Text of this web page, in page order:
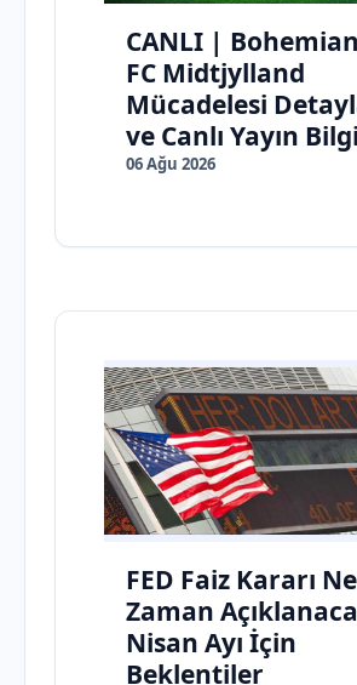
CANLI |
FC Midtjylland
Mücadelesi
ve Canlı Yayın
06 Ağu 2026
FED Faiz Kararı Ne
Zaman
Nisan Ayı İçin
Beklentiler